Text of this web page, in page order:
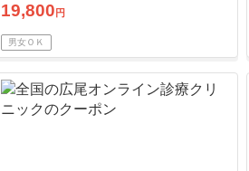
19,800 円
男女ＯＫ